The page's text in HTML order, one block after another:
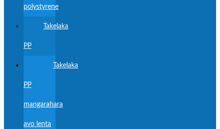
polystyrene
Takelaka
PP
Takelaka
PP
mangarahara
avo lenta